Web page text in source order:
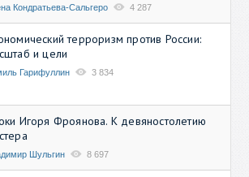
Кондратьева-Сальгеро 4 287
терроризм против России:
и цели
Гарифуллин 3 834
Игоря Фроянова. К девяностолетию
Шульгин 8 697